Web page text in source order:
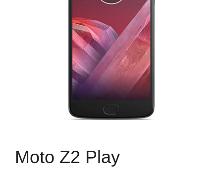
Moto Z2 Play